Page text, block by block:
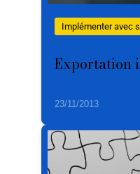
Implémenter avec
Exportation
23/11/2013